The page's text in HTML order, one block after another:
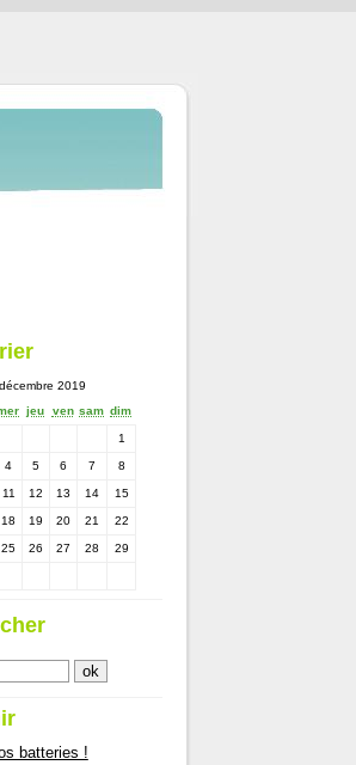
décembre 2019
jeu ven sam dim
1
4 5 6 7 8
11 12 13 14 15
18 19 20 21 22
25 26 27 28 29
batteries !